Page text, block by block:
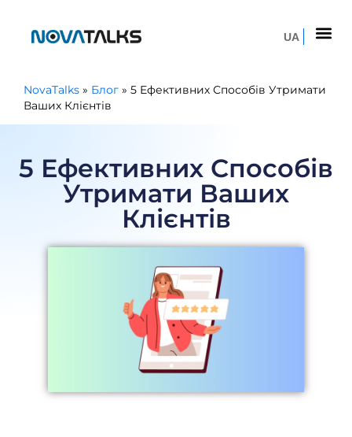
UA
NovaTalks » Блог » 5 Ефективних Способів Утримати
Ваших Клієнтів
5 Ефективних Способів
Утримати Ваших
Клієнтів